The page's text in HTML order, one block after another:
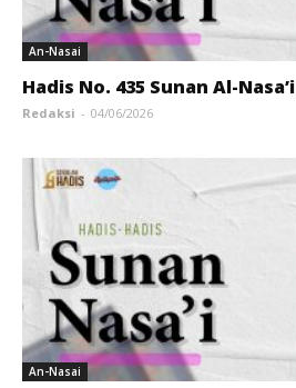
An-Nasai
Hadis No. 435 Sunan Al-Nasa’i
Redaksi - 04/06/2026
An-Nasai